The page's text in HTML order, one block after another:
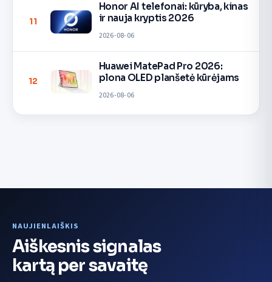
11
Honor AI telefonai: kūryba, kinas
ir nauja kryptis 2026
2026-08-06
12
Huawei MatePad Pro 2026:
plona OLED planšetė kūrėjams
2026-08-06
NAUJIENLAIŠKIS
Aiškesnis signalas
kartą per savaitę